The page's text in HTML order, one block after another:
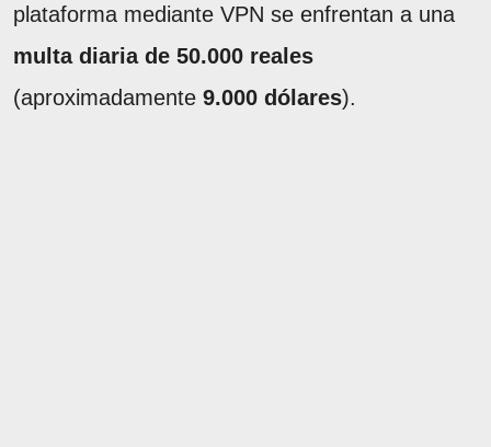
plataforma mediante VPN se enfrentan a una
multa diaria de 50.000 reales
(aproximadamente 9.000 dólares).